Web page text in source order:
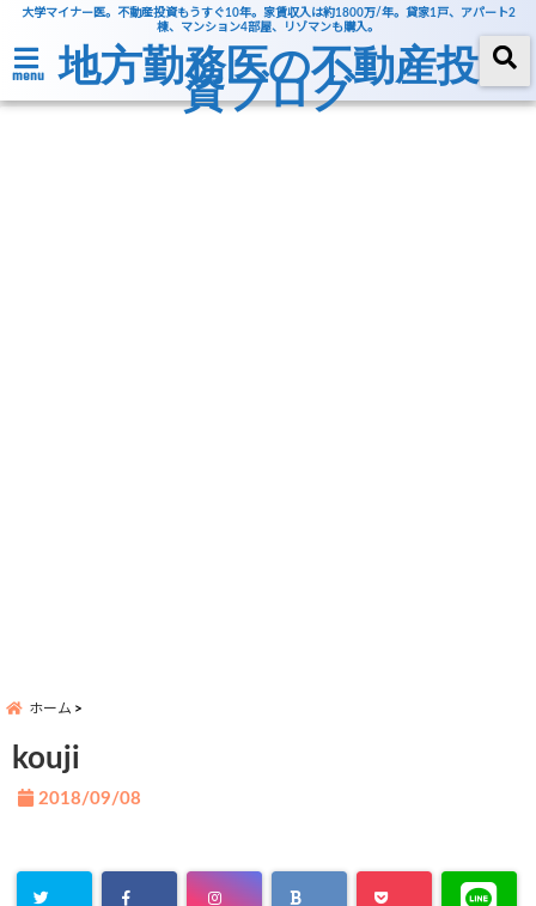
大学マイナー医。不動産投資もうすぐ10年。家賃収入は約1800万/年。貸家1戸、アパート2
棟、マンション4部屋、リゾマンも購入。
menu 地方勤務医の不動産投
資ブログ
ホーム
kouji
2018/09/08